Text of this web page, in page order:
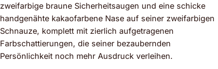
zweifarbige braune Sicherheitsaugen und eine schicke
handgenähte kakaofarbene Nase auf seiner zweifarbigen
Schnauze, komplett mit zierlich aufgetragenen
Farbschattierungen, die seiner bezaubernden
Persönlichkeit noch mehr Ausdruck verleihen.